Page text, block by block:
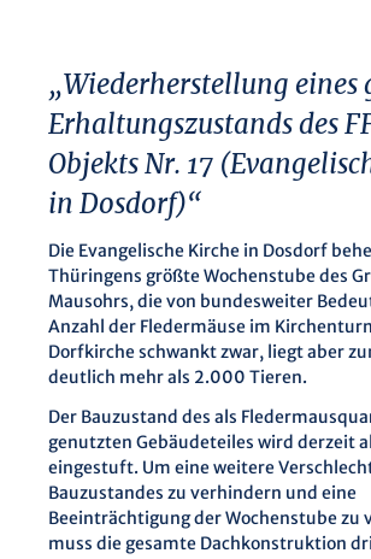
„Wiederherstellung eines
Erhaltungszustands des
Objekts Nr. 17
in Dosdorf)“
Die Evangelische Kirche in Dosdorf
Thüringens größte Wochenstube des
Mausohrs, die von bundesweiter
Anzahl der Fledermäuse im
Dorfkirche schwankt zwar, liegt aber
deutlich mehr als 2.000 Tieren.
Der Bauzustand des als
genutzten Gebäudeteiles wird derzeit
eingestuft. Um eine weitere
Bauzustandes zu verhindern und eine
Beeinträchtigung der Wochenstube zu
muss die gesamte Dachkonstruktion